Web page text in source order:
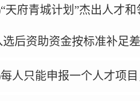
天府青城计划 ”杰出人才
选后资助资金按标准补足差
每人只能申报一个人才项